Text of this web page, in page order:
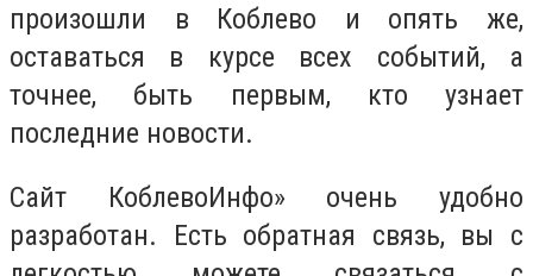
произошли в Коблево и опять же,
оставаться в курсе всех событий, а
точнее, быть первым, кто узнает
последние новости.
Сайт КоблевоИнфо» очень удобно
разработан. Есть обратная связь, вы с